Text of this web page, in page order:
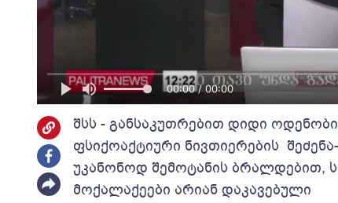
00:00 / 00:00
შსს - განსაკუთრებით დიდი
ფსიქოაქტიური ნივთიერების
უკანონოდ შემოტანის ბრალდებით,
მოქალაქეები არიან დაკავებული